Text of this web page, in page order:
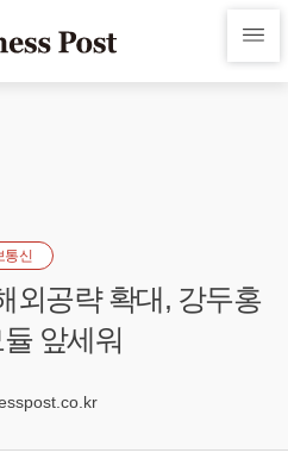
통신
외공략 확대, 강두홍
앞세워